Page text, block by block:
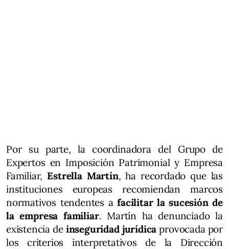
Por su parte, la coordinadora del Grupo de
Expertos en Imposición Patrimonial y Empresa
Familiar, Estrella Martín, ha recordado que las
instituciones europeas recomiendan marcos
normativos tendentes afacilitar la sucesión de
la empresa familiar. Martín ha denunciado la
existencia deinseguridad jurídica provocada por
los criterios interpretativos de la Dirección